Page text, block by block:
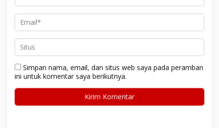
Simpan nama, email, dan situs web saya pada peramban
ini untuk komentar saya berikutnya.